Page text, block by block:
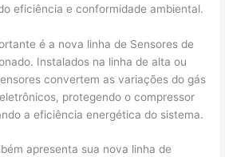
eficiência e conformidade ambiental.
é a nova linha de Sensores de
Instalados na linha de alta ou
convertem as variações do gás
protegendo o compressor
a eficiência energética do sistema.
apresenta sua nova linha de